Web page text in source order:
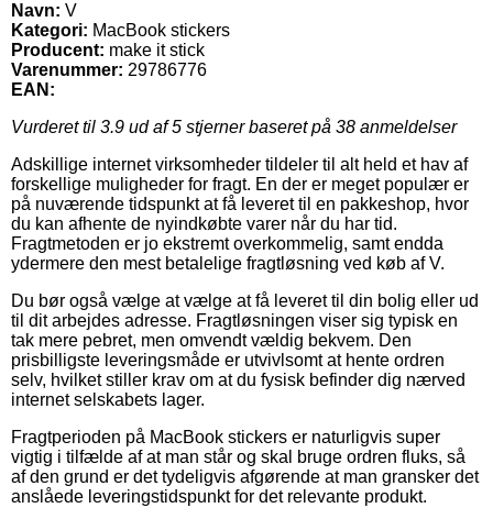
Navn: V
Kategori: MacBook stickers
Producent: make it stick
Varenummer: 29786776
EAN:
Vurderet til 3.9 ud af 5 stjerner baseret på 38 anmeldelser
Adskillige internet virksomheder tildeler til alt held et hav af
forskellige muligheder for fragt. En der er meget populær er
på nuværende tidspunkt at få leveret til en pakkeshop, hvor
du kan afhente de nyindkøbte varer når du har tid.
Fragtmetoden er jo ekstremt overkommelig, samt endda
ydermere den mest betalelige fragtløsning ved køb af V.
Du bør også vælge at vælge at få leveret til din bolig eller ud
til dit arbejdes adresse. Fragtløsningen viser sig typisk en
tak mere pebret, men omvendt vældig bekvem. Den
prisbilligste leveringsmåde er utvivlsomt at hente ordren
selv, hvilket stiller krav om at du fysisk befinder dig nærved
internet selskabets lager.
Fragtperioden på MacBook stickers er naturligvis super
vigtig i tilfælde af at man står og skal bruge ordren fluks, så
af den grund er det tydeligvis afgørende at man gransker det
anslåede leveringstidspunkt for det relevante produkt.